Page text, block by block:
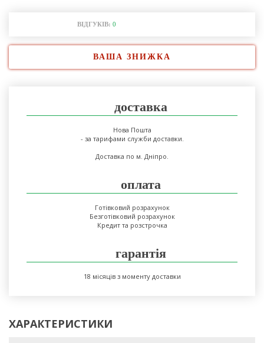
ВІДГУКІВ: 0
ВАША ЗНИЖКА
доставка
Нова Пошта
- за тарифами служби доставки.
Доставка по м. Дніпро.
оплата
Готівковий розрахунок
Безготівковий розрахунок
Кредит та розстрочка
гарантія
18 місяців з моменту доставки
ХАРАКТЕРИСТИКИ